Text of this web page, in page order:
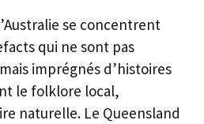
se concentrent
qui ne sont pas
imprégnés d’histoires
le folklore local,
naturelle. Le Queensland